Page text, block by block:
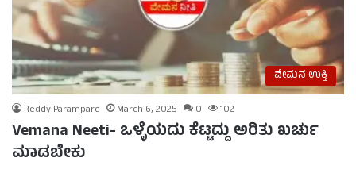
ವೇಮನ ಉಕ್ತಿ
Reddy Parampare March 6, 2025 0 102
Vemana Neeti- ಒಳ್ಳೆಯದು ಕೆಟ್ಟದ್ದು ಅರಿತು ಖರ್ಚು
ಮಾಡಬೇಕು